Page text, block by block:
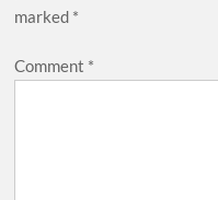
marked *
Comment *